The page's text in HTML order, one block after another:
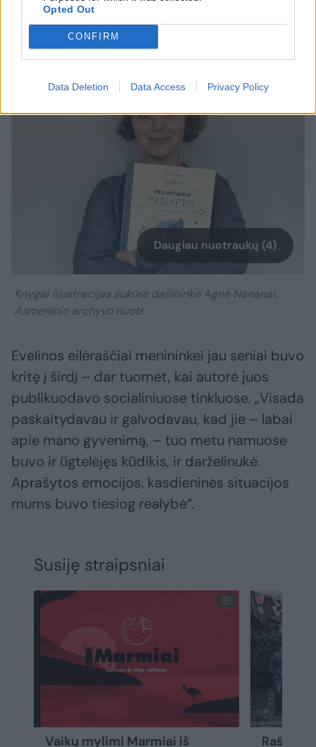
Opted Out
CONFIRM
Data Deletion Data Access Privacy Policy
Daugiau nuotraukų (4)
Knygai iliustracijas sukūrė dailininkė Agnė Nananai.
Asmeninio archyvo nuotr.
Evelinos eilėraščiai menininkei jau seniai buvo
kritę į širdį – dar tuomet, kai autorė juos
publikuodavo socialiniuose tinkluose. „Visada
paskaitydavau ir galvodavau, kad jie – labai
apie mano gyvenimą, – tuo metu namuose
buvo ir ūgtelėjęs kūdikis, ir darželinukė.
Aprašytos emocijos, kasdieninės situacijos
mums buvo tiesiog realybė“.
Susiję straipsniai
Vaikų mylimi Marmiai iš